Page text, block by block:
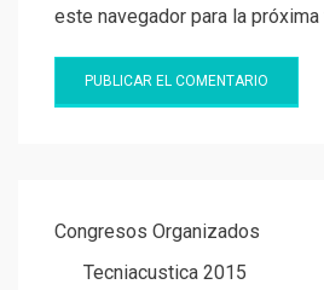
este navegador para la
Congresos Organizados
Tecniacustica 2015